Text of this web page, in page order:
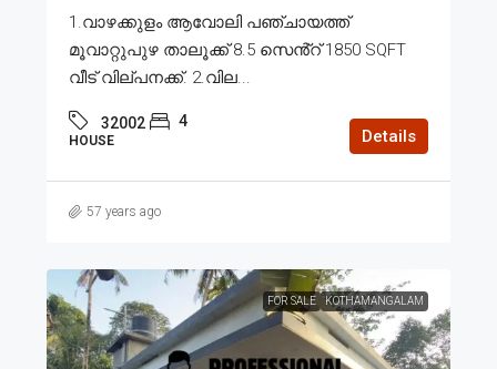
1.വാഴക്കുളം ആവോലി പഞ്ചായത്ത്
മൂവാറ്റുപുഴ താലൂക്ക് 8.5 സെൻ്റ് 1850 SQFT
വീട് വില്പനക്ക്. 2.വില...
32002 4
HOUSE Details
57 years ago
FOR SALE KOTHAMANGALAM